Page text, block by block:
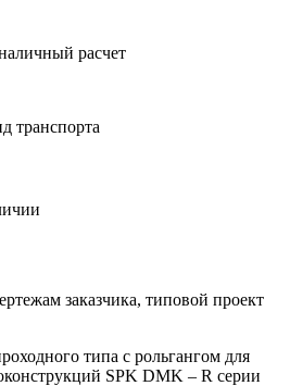
расчет
транспорта
заказчика, типовой проект
типа с рольгангом для
SPK DMK – R серии